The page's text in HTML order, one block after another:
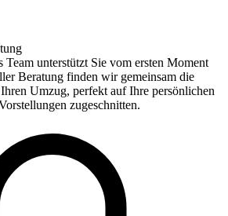
Team unterstützt Sie vom ersten Moment
Beratung finden wir gemeinsam die
Umzug, perfekt auf Ihre persönlichen
zugeschnitten.